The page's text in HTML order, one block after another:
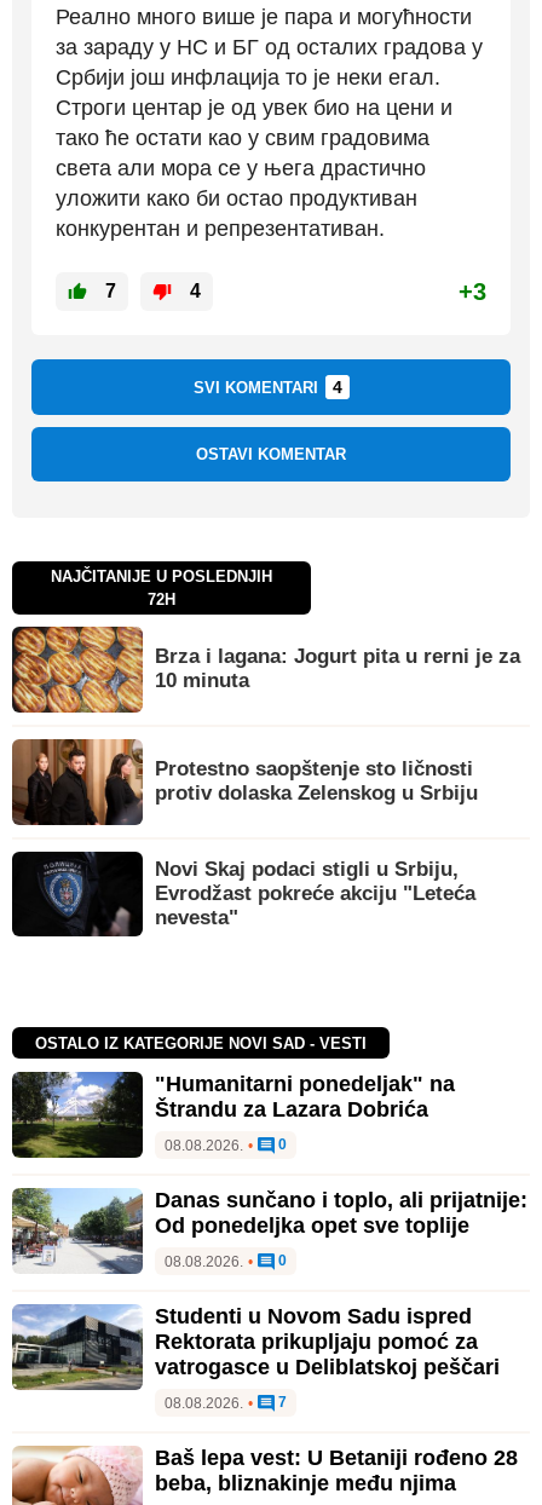
Реално много више је пара и могућности
за зараду у НС и БГ од осталих градова у
Србији још инфлација то је неки егал.
Строги центар је од увек био на цени и
тако ће остати као у свим градовима
света али мора се у њега драстично
уложити како би остао продуктиван
конкурентан и репрезентативан.
7 4 +3
SVI KOMENTARI 4
OSTAVI KOMENTAR
NAJČITANIJE U POSLEDNJIH
72H
Brza i lagana: Jogurt pita u rerni je za
10 minuta
Protestno saopštenje sto ličnosti
protiv dolaska Zelenskog u Srbiju
Novi Skaj podaci stigli u Srbiju,
Evrodžast pokreće akciju "Leteća
nevesta"
OSTALO IZ KATEGORIJE NOVI SAD - VESTI
"Humanitarni ponedeljak" na
Štrandu za Lazara Dobrića
08.08.2026. • 0
Danas sunčano i toplo, ali prijatnije:
Od ponedeljka opet sve toplije
08.08.2026. • 0
Studenti u Novom Sadu ispred
Rektorata prikupljaju pomoć za
vatrogasce u Deliblatskoj peščari
08.08.2026. • 7
Baš lepa vest: U Betaniji rođeno 28
beba, bliznakinje među njima